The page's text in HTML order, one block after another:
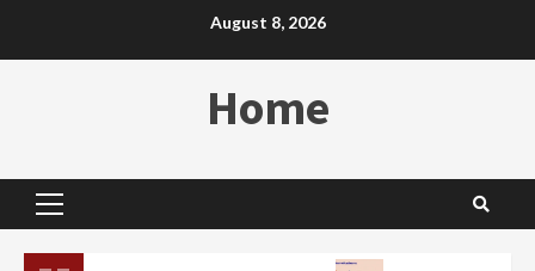
August 8, 2026
Home
Primary